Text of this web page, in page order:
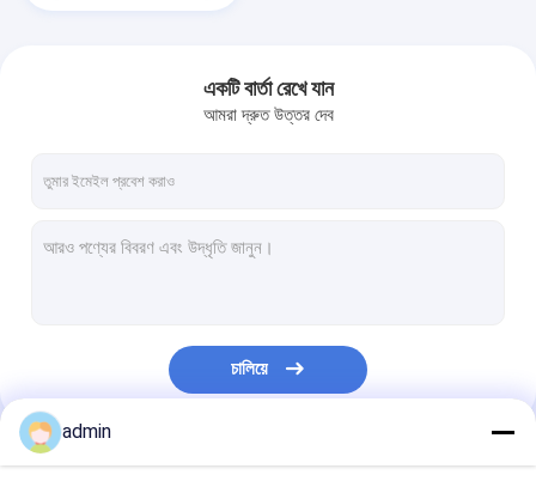
একটি বার্তা রেখে যান
আমরা দ্রুত উত্তর দেব
চালিয়ে
আমাদের বিভাগসমূহ
admin